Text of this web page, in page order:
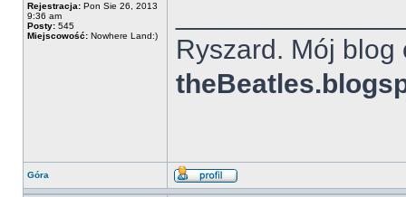
Rejestracja: Pon Sie 26, 2013
9:36 am
Posty: 545
Miejscowość: Nowhere Land:)
Ryszard. Mój
Góra